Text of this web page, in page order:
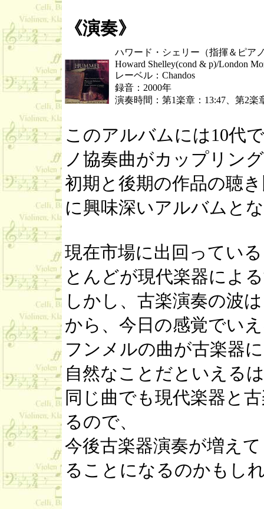
《演奏》
ハワード・シェリー（指揮＆ピア
Howard Shelley(cond & p)/London
レーベル：Chandos
録音：2000年
演奏時間：第1楽章：13:47、第2楽
このアルバムには10代
ノ協奏曲がカップリン
初期と後期の作品の聴
に興味深いアルバムと
現在市場に出回ってい
とんどが現代楽器によ
しかし、古楽演奏の波
から、今日の感覚でい
フンメルの曲が古楽器
自然なことだといえる
同じ曲でも現代楽器と
るので、
今後古楽器演奏が増え
ることになるのかもし